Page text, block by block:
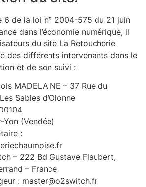
6 de la loi n° 2004-575 du 21 juin
dans l’économie numérique, il
du site La Retoucherie
des différents intervenants dans le
et de son suivi :
MADELAINE – 37 Rue du
Sables d’Olonne
Yon (Vendée)
:
– 222 Bd Gustave Flaubert,
– France
: master@o2switch.fr